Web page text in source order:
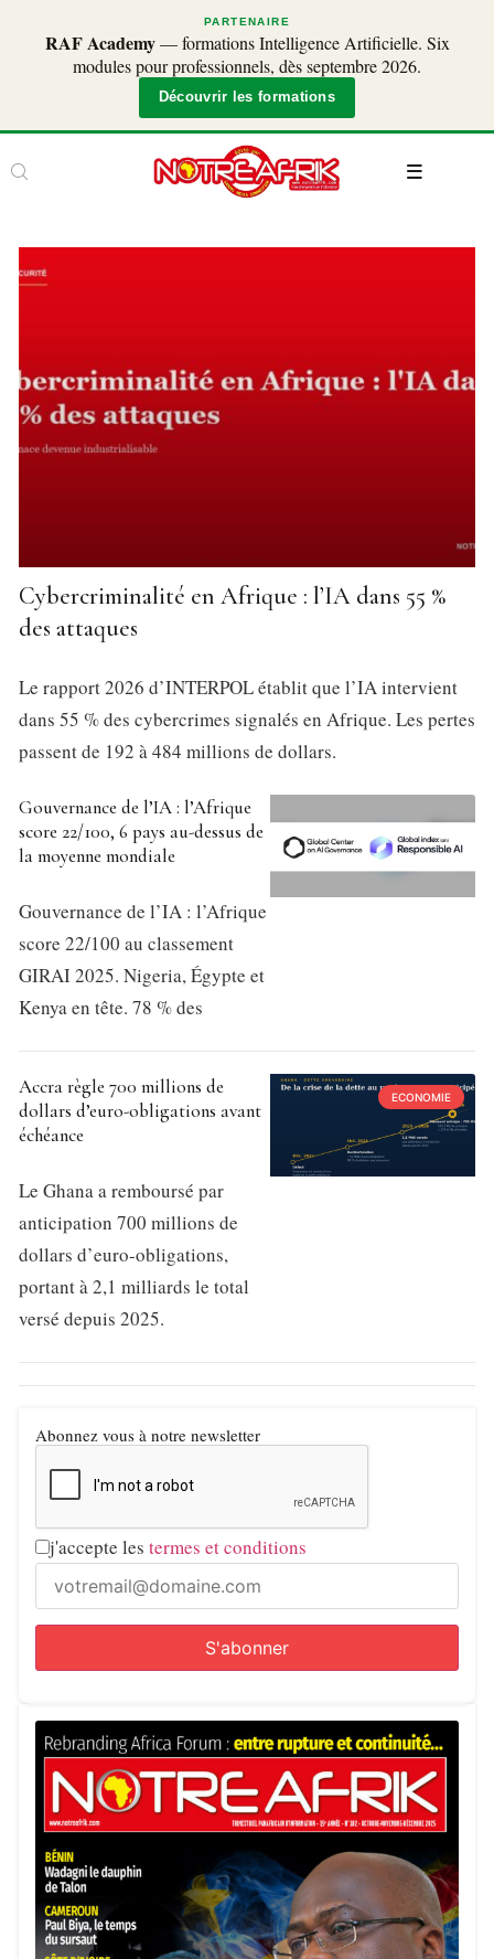
PARTENAIRE
RAF Academy— formations Intelligence Artificielle. Six
modules pour professionnels, dès septembre 2026.
Découvrir les formations
Cybercriminalité en Afrique : l’IA dans 55 %
des attaques
Le rapport 2026 d’INTERPOL établit que l’IA intervient
dans 55 % des cybercrimes signalés en Afrique. Les pertes
passent de 192 à 484 millions de dollars.
Gouvernance de l’IA : l’Afrique
score 22/100, 6 pays au-dessus de
la moyenne mondiale
Gouvernance de l’IA : l’Afrique
score 22/100 au classement
GIRAI 2025. Nigeria, Égypte et
Kenya en tête. 78 % des
ECONOMIE
Accra règle 700 millions de
dollars d’euro-obligations avant
échéance
Le Ghana a remboursé par
anticipation 700 millions de
dollars d’euro-obligations,
portant à 2,1 milliards le total
versé depuis 2025.
Abonnez vous à notre newsletter
j'accepte les termes et conditions